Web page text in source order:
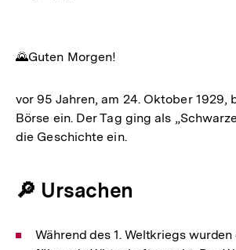
🌄Guten Morgen!
vor 95 Jahren, am 24. Oktober 1929,
Börse ein. Der Tag ging als
die Geschichte ein.
🔎 Ursachen
Während des 1. Weltkriegs wurden